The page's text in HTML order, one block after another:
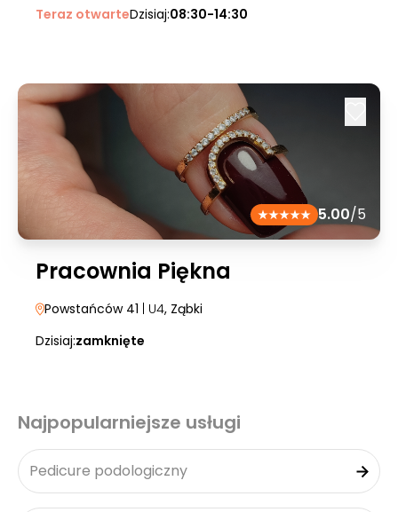
Teraz otwarteDzisiaj:08:30-14:30
5.00/5
Pracownia Piękna
Powstańców 41 | U4, Ząbki
Dzisiaj:zamknięte
Najpopularniejsze usługi
Pedicure podologiczny